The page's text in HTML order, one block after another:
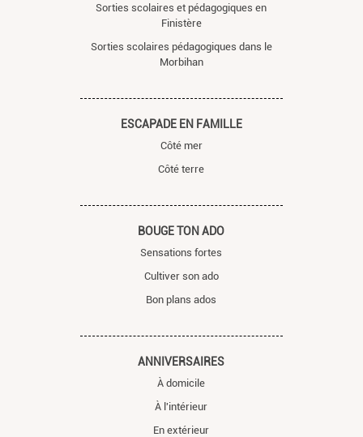
Sorties scolaires et pédagogiques en
Finistère
Sorties scolaires pédagogiques dans le
Morbihan
ESCAPADE EN FAMILLE
Côté mer
Côté terre
BOUGE TON ADO
Sensations fortes
Cultiver son ado
Bon plans ados
ANNIVERSAIRES
À domicile
À l'intérieur
En extérieur